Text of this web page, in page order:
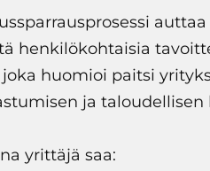
henkilökohtaisia
huomioi paitsi
ja taloudellisen
yrittäjä saa: